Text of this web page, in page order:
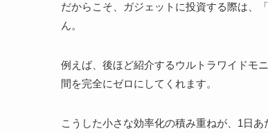
だからこそ、ガジェットに投資する際は、
ん。
例えば、後ほど紹介するウルトラワイドモ
間を完全にゼロにしてくれます。
こうした小さな効率化の積み重ねが、1日